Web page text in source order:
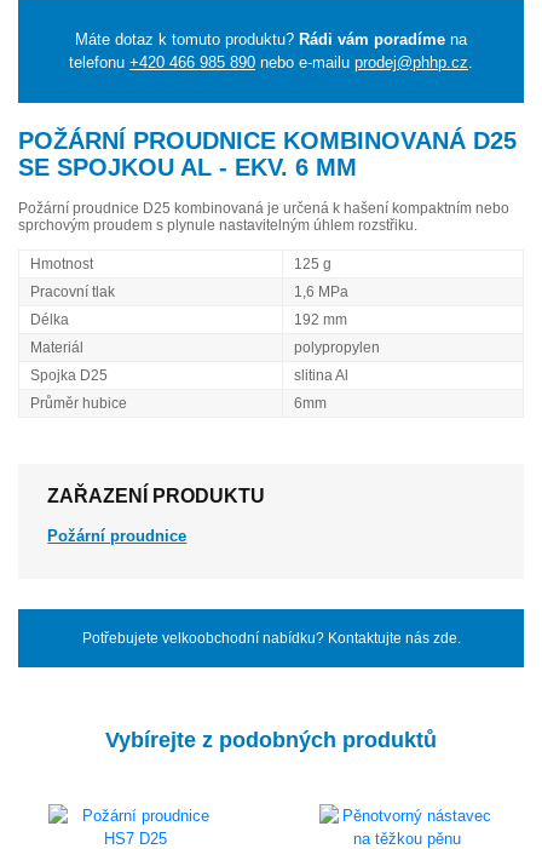
Máte dotaz k tomuto produktu? Rádi vám poradíme na
telefonu +420 466 985 890 nebo e-mailu prodej@phhp.cz
POŽÁRNÍ PROUDNICE KOMBINOVANÁ D25
SE SPOJKOU AL - EKV. 6 MM
Požární proudnice D25 kombinovaná je určená k hašení kompaktním nebo
sprchovým proudem s plynule nastavitelným úhlem rozstřiku.
Hmotnost
125 g
Pracovní tlak
1,6 MPa
Délka
192 mm
Materiál
polypropylen
Spojka D25
slitina Al
Průměr hubice
6mm
ZAŘAZENÍ PRODUKTU
Požární proudnice
Potřebujete velkoobchodní nabídku? Kontaktujte nás zde.
Vybírejte z podobných produktů